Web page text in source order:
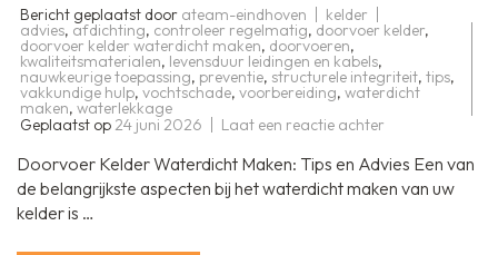
Bericht geplaatst door ateam-eindhoven kelder
advies, afdichting, controleer regelmatig, doorvoer kelder,
doorvoer kelder waterdicht maken, doorvoeren,
kwaliteitsmaterialen, levensduur leidingen en kabels,
nauwkeurige toepassing, preventie, structurele integriteit, tips,
vakkundige hulp,vochtschade, voorbereiding, waterdicht
maken, waterlekkage
Geplaatst op 24 juni 2026 Laat een reactie achter
voor
het
Waterdicht
Maken
Doorvoer Kelder Waterdicht Maken: Tips en Advies Een van
de belangrijkste aspecten bij het waterdicht maken van uw
kelder is …